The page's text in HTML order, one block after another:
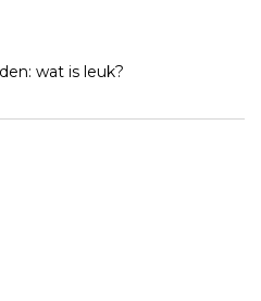
wat is leuk?